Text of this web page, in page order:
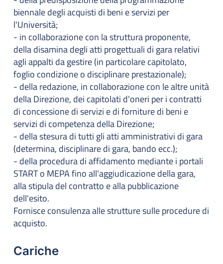
biennale degli acquisti di beni e servizi per
l'Università;
- in collaborazione con la struttura proponente,
della disamina degli atti progettuali di gara relativi
agli appalti da gestire (in particolare capitolato,
foglio condizione o disciplinare prestazionale);
- della redazione, in collaborazione con le altre unità
della Direzione, dei capitolati d'oneri per i contratti
di concessione di servizi e di forniture di beni e
servizi di competenza della Direzione;
- della stesura di tutti gli atti amministrativi di gara
(determina, disciplinare di gara, bando ecc.);
- della procedura di affidamento mediante i portali
START o MEPA fino all'aggiudicazione della gara,
alla stipula del contratto e alla pubblicazione
dell'esito.
Fornisce consulenza alle strutture sulle procedure di
acquisto.
Cariche